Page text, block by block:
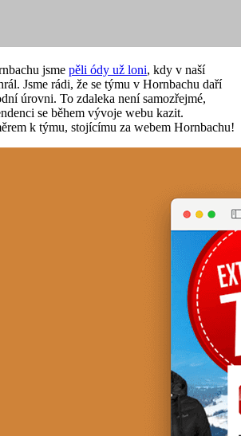
jsme pěli ódy už loni, kdy v naší
Jsme rádi, že se týmu v Hornbachu daří
úrovni. To zdaleka není samozřejmé,
se během vývoje webu kazit.
k týmu, stojícímu za webem Hornbachu!